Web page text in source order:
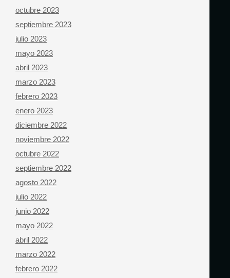
octubre 2023
septiembre 2023
julio 2023
mayo 2023
abril 2023
marzo 2023
febrero 2023
enero 2023
diciembre 2022
noviembre 2022
octubre 2022
septiembre 2022
agosto 2022
julio 2022
junio 2022
mayo 2022
abril 2022
marzo 2022
febrero 2022